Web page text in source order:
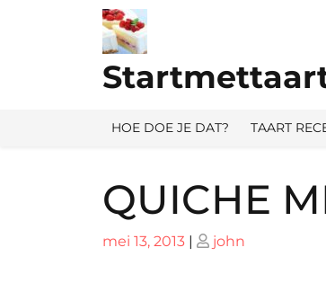
HOE DOE JE DAT? TAART
QUICHE
Geplaatst
mei 13, 2013 | Geplaatst
john